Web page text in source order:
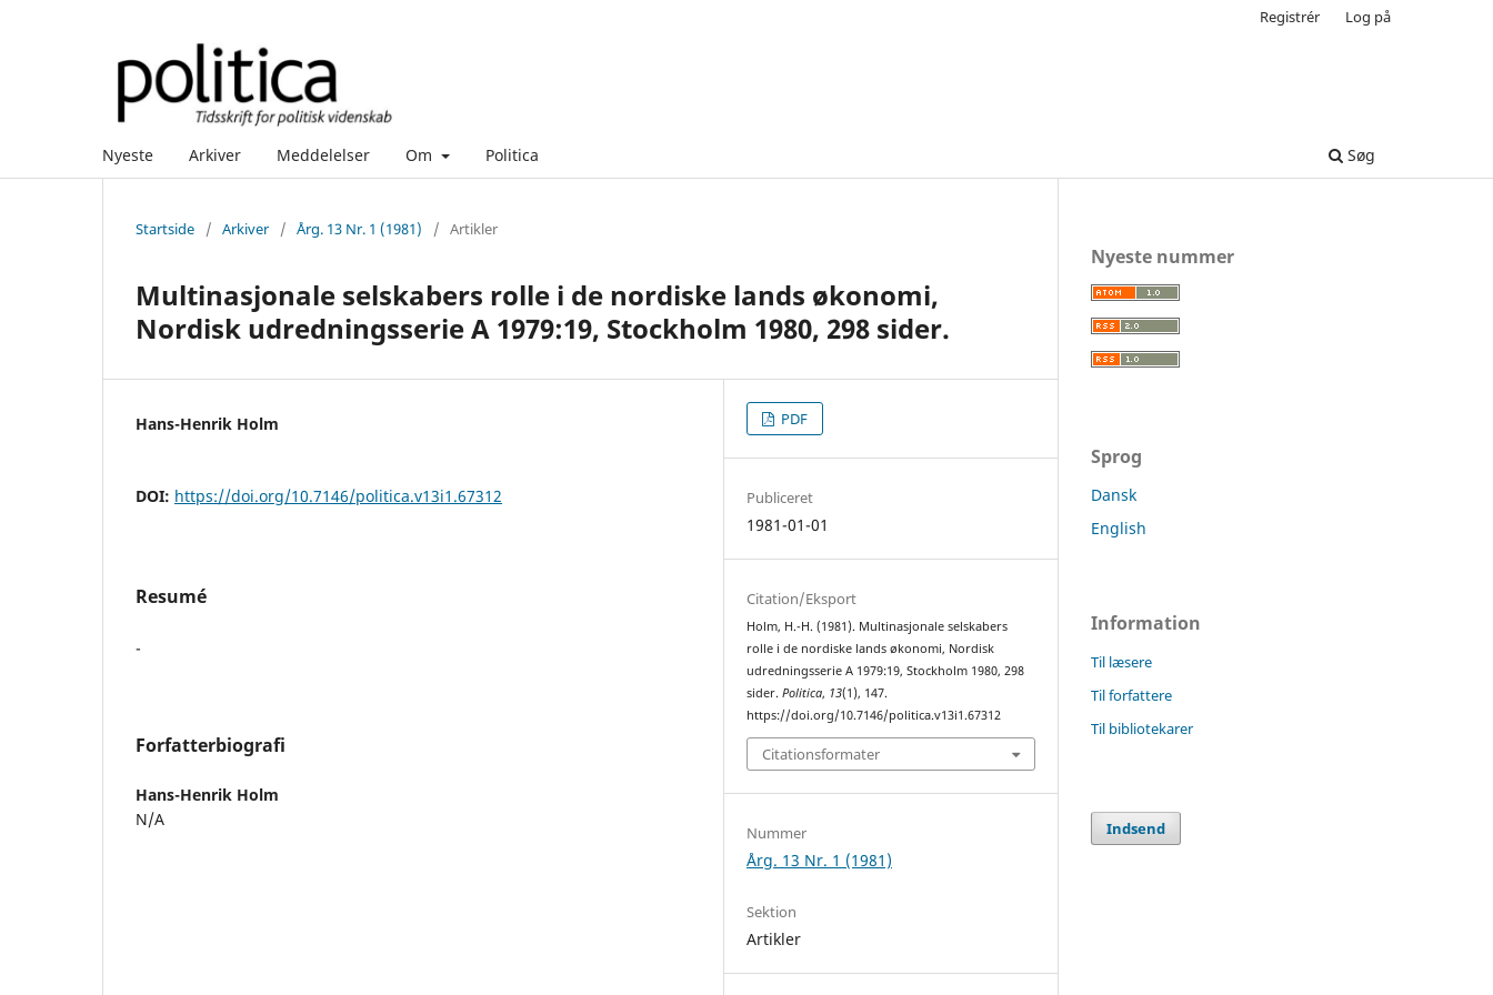
Nyeste Arkiver Meddelelser Om Politica Søg
Registrér Log på
Startside / Arkiver / Årg. 13 Nr. 1 (1981) / Artikler
Multinasjonale selskabers rolle i de nordiske lands økonomi,
Nordisk udredningsserie A 1979:19, Stockholm 1980, 298 sider.
Hans-Henrik Holm
DOI: https://doi.org/10.7146/politica.v13i1.67312
Resumé
-
Forfatterbiografi
Hans-Henrik Holm
N/A
PDF
Publiceret
1981-01-01
Citation/Eksport
Holm, H.-H. (1981). Multinasjonale selskabers
rolle i de nordiske lands økonomi, Nordisk
udredningsserie A 1979:19, Stockholm 1980, 298
sider.Politica, 13(1), 147.
https://doi.org/10.7146/politica.v13i1.67312
Citationsformater
Nummer
Årg. 13 Nr. 1 (1981)
Sektion
Artikler
Nyeste nummer
Sprog
Dansk
English
Information
Til læsere
Til forfattere
Til bibliotekarer
Indsend